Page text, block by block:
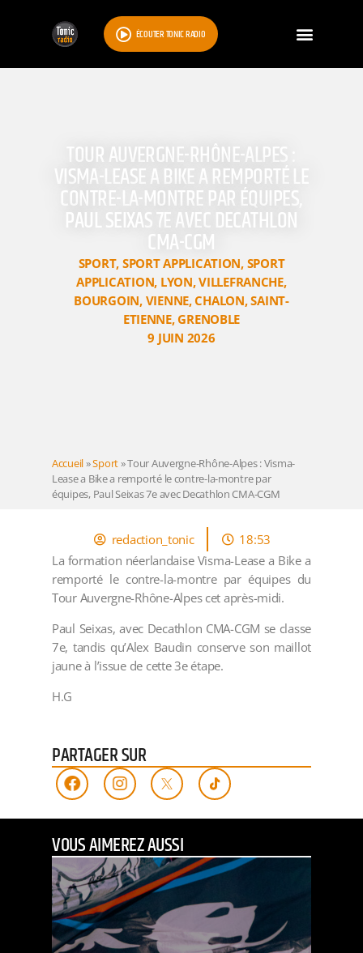
ÉCOUTER TONIC RADIO
TOUR AUVERGNE-RHÔNE-ALPES :
VISMA-LEASE A BIKE A REMPORTÉ LE
CONTRE-LA-MONTRE PAR ÉQUIPES,
PAUL SEIXAS 7E AVEC DECATHLON
CMA-CGM
SPORT, SPORT APPLICATION, SPORT
APPLICATION, LYON,VILLEFRANCHE,
BOURGOIN, VIENNE,CHALON,SAINT-
ETIENNE,GRENOBLE
9 JUIN 2026
Accueil»Sport»Tour Auvergne-Rhône-Alpes : Visma-
Lease a Bike a remporté le contre-la-montre par
équipes, Paul Seixas 7e avec Decathlon CMA-CGM
redaction_tonic
18:53
La formation néerlandaise Visma-Lease a Bike a
remporté le contre-la-montre par équipes du
Tour Auvergne-Rhône-Alpes cet après-midi.
Paul Seixas, avec Decathlon CMA-CGM se classe
7e, tandis qu’Alex Baudin conserve son maillot
jaune à l’issue de cette 3e étape.
H.G
PARTAGER SUR
VOUS AIMEREZ AUSSI